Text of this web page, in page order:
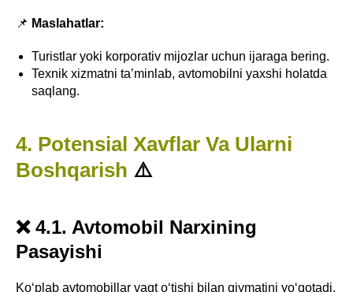
📌 Maslahatlar:
Turistlar yoki korporativ mijozlar uchun ijaraga bering.
Texnik xizmatni ta’minlab, avtomobilni yaxshi holatda
saqlang.
4. Potensial Xavflar Va Ularni
Boshqarish ⚠️
❌ 4.1. Avtomobil Narxining
Pasayishi
Ko‘plab avtomobillar vaqt o‘tishi bilan qiymatini yo‘qotadi.